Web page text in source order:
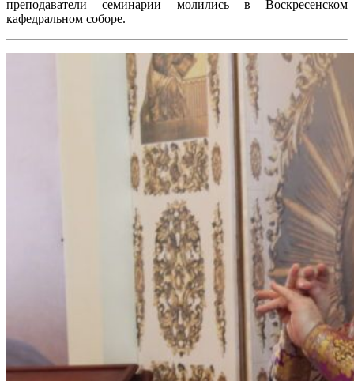
преподаватели семинарии молились в Воскресенском
кафедральном соборе.